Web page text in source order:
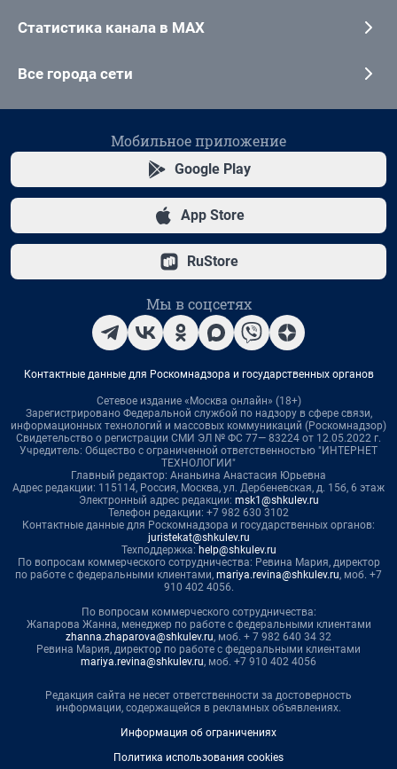
Статистика канала в MAX
Все города сети
Мобильное приложение
Google Play
App Store
RuStore
Мы в соцсетях
Контактные данные для Роскомнадзора и государственных органов
Сетевое издание «Москва онлайн» (18+)
Зарегистрировано Федеральной службой по надзору в сфере связи,
информационных технологий и массовых коммуникаций (Роскомнадзор)
Свидетельство о регистрации СМИ ЭЛ № ФС 77— 83224 от 12.05.2022 г.
Учредитель: Общество с ограниченной ответственностью "ИНТЕРНЕТ
ТЕХНОЛОГИИ"
Главный редактор: Ананьина Анастасия Юрьевна
Адрес редакции: 115114, Россия, Москва, ул. Дербеневская, д. 15б, 6 этаж
Электронный адрес редакции: msk1@shkulev.ru
Телефон редакции: +7 982 630 3102
Контактные данные для Роскомнадзора и государственных органов:
juristekat@shkulev.ru
Техподдержка: help@shkulev.ru
По вопросам коммерческого сотрудничества: Ревина Мария, директор
по работе с федеральными клиентами, mariya.revina@shkulev.ru, моб. +7
910 402 4056.
По вопросам коммерческого сотрудничества:
Жапарова Жанна, менеджер по работе с федеральными клиентами
zhanna.zhaparova@shkulev.ru, моб. + 7 982 640 34 32
Ревина Мария, директор по работе с федеральными клиентами
mariya.revina@shkulev.ru, моб. +7 910 402 4056
Редакция сайта не несет ответственности за достоверность
информации, содержащейся в рекламных объявлениях.
Информация об ограничениях
Политика использования cookies